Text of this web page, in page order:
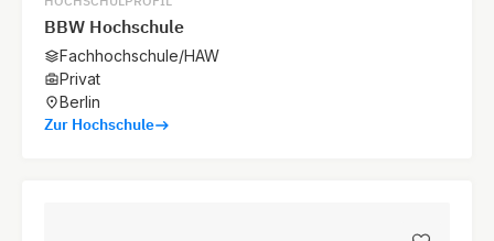
BBW Hochschule
Fachhochschule/HAW
Privat
Berlin
Zur Hochschule